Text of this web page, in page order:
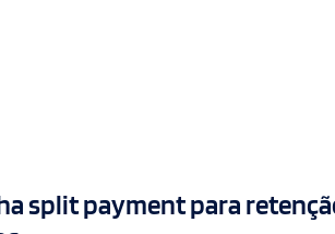
split payment para